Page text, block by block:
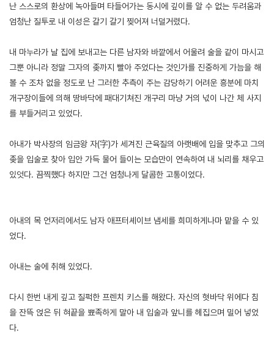
난 스스로의 환상에 녹아들며 타들어가는 동시에 깊이를 알 수 없는 두려움과
엄청난 질투로 내 이성은 갈기 갈기 찢어져 너덜거렸다.
내 마누라가 날 집에 보내고는 다른 남자와 바깥에서 어울려 술을 같이 마시고
그뿐 아니라 정말 그자의 좆까지 빨아 주었다는 것인가를 진중하게 가늠을 해
볼 수 조차 없을 정도로 난 그러한 추측이 주는 감당하기 어려운 흥분에 마치
개구장이들에 의해 땅바닥에 패대기쳐진 개구리 마냥 거의 넋이 나간 체 사지
를 부들거리고 있었다.
아내가 박사장의 임금왕 자(字)가 세겨진 근육질의 아랫배에 입을 맞추고 그의
좆을 입술로 찾아 입안 가득 물어 들이는 모습만이 연속하여 내 뇌리를 채우고
있엇다. 끔찍했다 하지만 그건 엄청나게 달콤한 고통이었다.
아내의 목 언저리에서도 남자 애프터셰이브 냄세를 희미하게나마 맡을 수 있
었다.
아내는 술에 취해 있었다.
다시 한번 내게 깊고 질퍽한 프렌치 키스를 해왔다. 자신의 혓바닥 위에다 침
을 잔뜩 얹은 뒤 혀끝을 뾰족하게 말아 내 입술과 앞니를 헤집으며 밀어 넣었
다.